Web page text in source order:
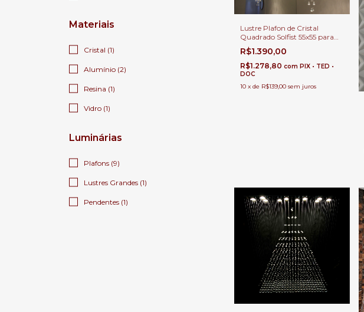
Materiais
Cristal (1)
Alumínio (2)
Resina (1)
Vidro (1)
Luminárias
Plafons (9)
Lustres Grandes (1)
Pendentes (1)
Lustre Plafon de Cristal
Quadrado Solfist 55x55 para
Sala Jantar, Sala de Estar e
Quartos.
R$1.390,00
R$1.278,80 com PIX • TED •
DOC
10 x de R$139,00 sem juros